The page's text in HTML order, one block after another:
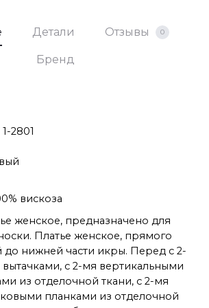
Детали Отзывы 0
Бренд
1-2801
вискоза
женское, предназначено для
Платье женское, прямого
до нижней части икры. Перед с 2-
с 2-мя вертикальными
из отделочной ткани, с 2-мя
планками из отделочной